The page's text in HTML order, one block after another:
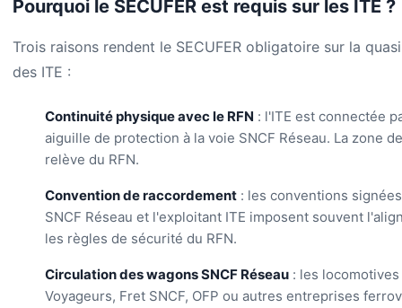
Pourquoi le SECUFER est requis sur les ITE ?
Trois raisons rendent le SECUFER obligatoire sur la
des ITE :
Continuité physique avec le RFN : l'ITE est connectée
aiguille de protection à la voie SNCF Réseau. La zone
relève du RFN.
Convention de raccordement : les conventions
SNCF Réseau et l'exploitant ITE imposent souvent
les règles de sécurité du RFN.
Circulation des wagons SNCF Réseau : les locomotives
Voyageurs, Fret SNCF, OFP ou autres entreprises